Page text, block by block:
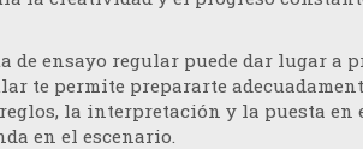
de ensayo regular puede dar lugar a
te permite prepararte
la interpretación y la puesta en
en el escenario.